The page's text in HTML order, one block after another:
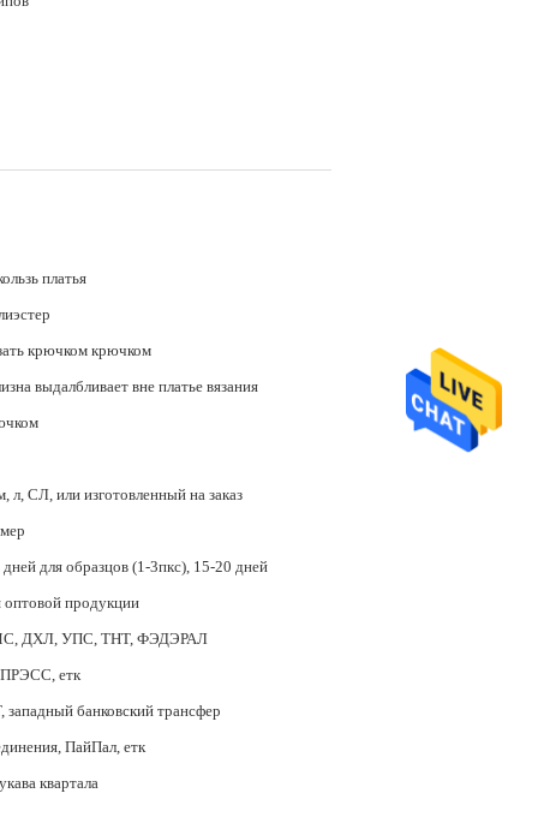
платья
крючком крючком
выдалбливает вне платье вязания
л, СЛ, или изготовленный на заказ
для образцов (1-3пкс), 15-20 дней
оптовой продукции
ДХЛ, УПС, ТНТ, ФЭДЭРАЛ
етк
западный банковский трансфер
ПайПал, етк
квартала